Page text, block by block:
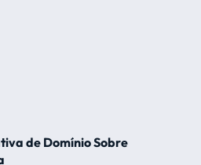
de Domínio Sobre